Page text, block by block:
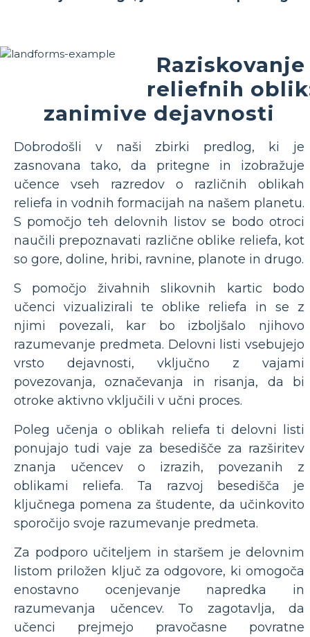
Raziskovanje
reliefnih
zanimive dejavnosti
Dobrodošli v naši zbirki predlog, ki je
zasnovana tako, da pritegne in izobražuje
učence vseh razredov o različnih oblikah
reliefa in vodnih formacijah na našem planetu.
S pomočjo teh delovnih listov se bodo otroci
naučili prepoznavati različne oblike reliefa, kot
so gore, doline, hribi, ravnine, planote in drugo.
S pomočjo živahnih slikovnih kartic bodo
učenci vizualizirali te oblike reliefa in se z
njimi povezali, kar bo izboljšalo njihovo
razumevanje predmeta. Delovni listi vsebujejo
vrsto dejavnosti, vključno z vajami
povezovanja, označevanja in risanja, da bi
otroke aktivno vključili v učni proces.
Poleg učenja o oblikah reliefa ti delovni listi
ponujajo tudi vaje za besedišče za razširitev
znanja učencev o izrazih, povezanih z
oblikami reliefa. Ta razvoj besedišča je
ključnega pomena za študente, da učinkovito
sporočijo svoje razumevanje predmeta.
Za podporo učiteljem in staršem je delovnim
listom priložen ključ za odgovore, ki omogoča
enostavno ocenjevanje napredka in
razumevanja učencev. To zagotavlja, da
učenci prejmejo pravočasne povratne